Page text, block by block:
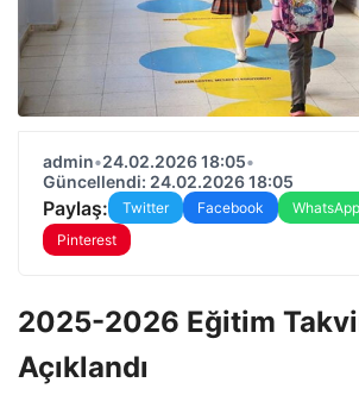
admin•24.02.2026 18:05•
Güncellendi: 24.02.2026 18:05
Paylaş: Twitter Facebook WhatsApp
Pinterest
2025-2026 Eğitim
Açıklandı